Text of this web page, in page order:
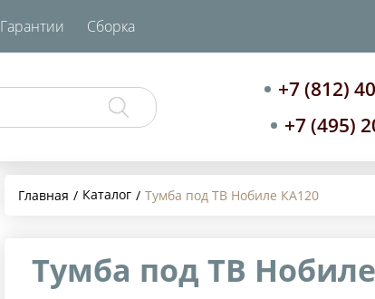
Гарантии Сборка
+7 (812)
+7 (495)
Главная Каталог Тумба под ТВ Нобиле КА120
Тумба под ТВ